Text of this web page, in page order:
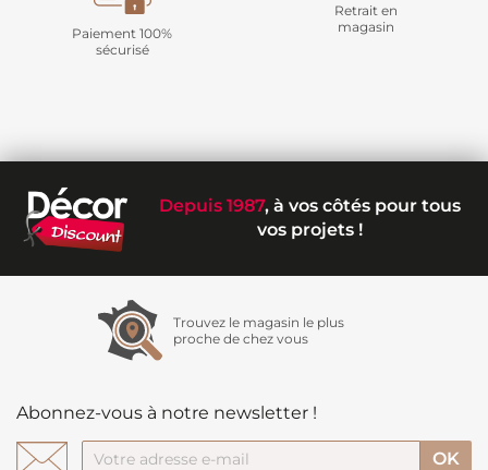
Paiement 100%
sécurisé
Retrait en
magasin
Depuis 1987, à vos côtés pour tous
vos projets !
Trouvez le magasin le plus
proche de chez vous
Abonnez-vous à notre newsletter !